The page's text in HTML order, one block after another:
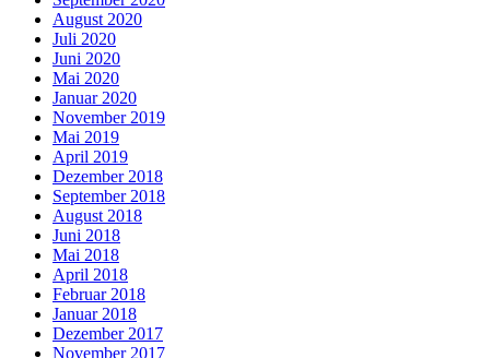
August 2020
Juli 2020
Juni 2020
Mai 2020
Januar 2020
November 2019
Mai 2019
April 2019
Dezember 2018
September 2018
August 2018
Juni 2018
Mai 2018
April 2018
Februar 2018
Januar 2018
Dezember 2017
November 2017